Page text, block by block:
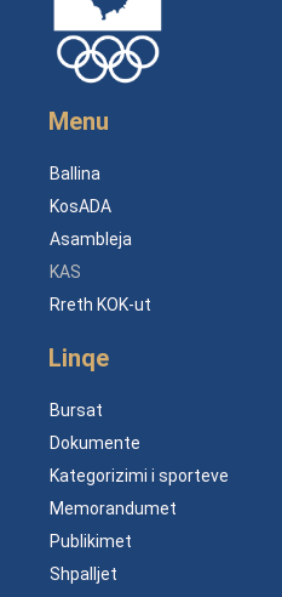
Menu
Ballina
KosADA
Asambleja
KAS
Rreth KOK-ut
Linqe
Bursat
Dokumente
Kategorizimi i sporteve
Memorandumet
Publikimet
Shpalljet